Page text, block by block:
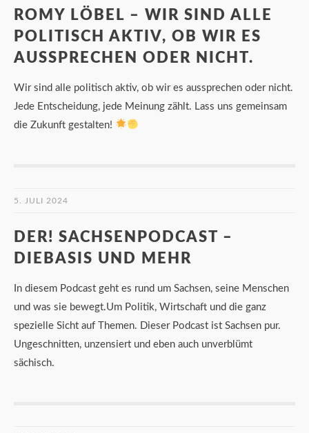
ROMY LÖBEL – WIR SIND ALLE
POLITISCH AKTIV, OB WIR ES
AUSSPRECHEN ODER NICHT.
Wir sind alle politisch aktiv, ob wir es aussprechen oder nicht.
Jede Entscheidung, jede Meinung zählt. Lass uns gemeinsam
die Zukunft gestalten!
5. JULI 2024
DER! SACHSENPODCAST –
DIEBASIS UND MEHR
In diesem Podcast geht es rund um Sachsen, seine Menschen
und was sie bewegt.Um Politik, Wirtschaft und die ganz
spezielle Sicht auf Themen. Dieser Podcast ist Sachsen pur.
Ungeschnitten, unzensiert und eben auch unverblümt
sächisch.